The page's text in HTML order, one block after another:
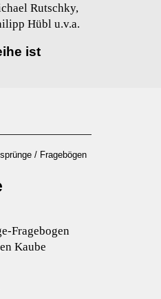
Rutschky,
Hübl u.v.a.
ist
/ Fragebögen
Fragebogen
Kaube